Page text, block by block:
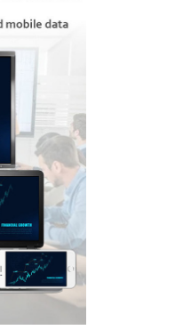
περίπτερο
αφής